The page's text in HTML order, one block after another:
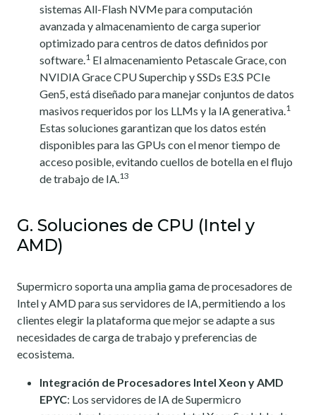
sistemas All-Flash NVMe para computación
avanzada y almacenamiento de carga superior
optimizado para centros de datos definidos por
software.1 El almacenamiento Petascale Grace, con
NVIDIA Grace CPU Superchip y SSDs E3.S PCIe
Gen5, está diseñado para manejar conjuntos de datos
masivos requeridos por los LLMs y la IA generativa.1
Estas soluciones garantizan que los datos estén
disponibles para las GPUs con el menor tiempo de
acceso posible, evitando cuellos de botella en el flujo
de trabajo de IA.13
G. Soluciones de CPU (Intel y
AMD)
Supermicro soporta una amplia gama de procesadores de
Intel y AMD para sus servidores de IA, permitiendo a los
clientes elegir la plataforma que mejor se adapte a sus
necesidades de carga de trabajo y preferencias de
ecosistema.
Integración de Procesadores Intel Xeon y AMD
EPYC: Los servidores de IA de Supermicro